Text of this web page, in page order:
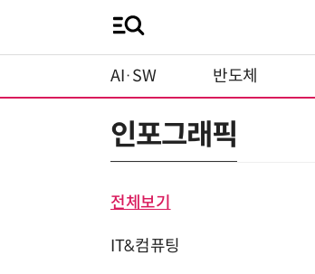
AI·SW 반도체
인포그래픽
전체보기
IT&컴퓨팅